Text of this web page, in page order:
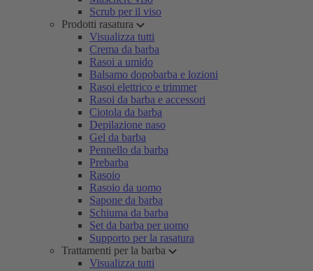
Scrub per il viso
Prodotti rasatura
Visualizza tutti
Crema da barba
Rasoi a umido
Balsamo dopobarba e lozioni
Rasoi elettrico e trimmer
Rasoi da barba e accessori
Ciotola da barba
Depilazione naso
Gel da barba
Pennello da barba
Prebarba
Rasoio
Rasoio da uomo
Sapone da barba
Schiuma da barba
Set da barba per uomo
Supporto per la rasatura
Trattamenti per la barba
Visualizza tutti